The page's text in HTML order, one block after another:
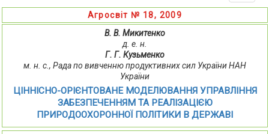
Агросвіт № 18, 2009
В. В. Микитенко
д. е. н.
Г. Г. Кузьменко
м. н. с., Рада по вивченню продуктивних сил України НАН
України
ЦІННІСНО-ОРІЄНТОВАНЕ МОДЕЛЮВАННЯ УПРАВЛІННЯ
ЗАБЕЗПЕЧЕННЯМ ТА РЕАЛІЗАЦІЄЮ
ПРИРОДООХОРОННОЇ ПОЛІТИКИ В ДЕРЖАВІ